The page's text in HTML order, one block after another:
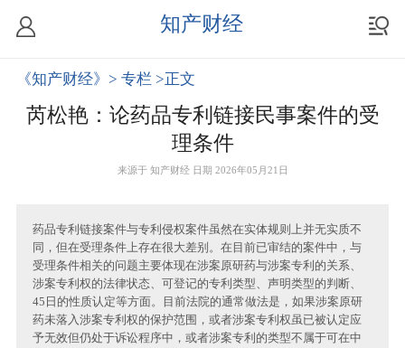
知产财经
《知产财经》 > 专栏 >正文
芮松艳：论药品专利链接民事案件的受
理条件
来源于 知产财经 日期 2026年05月21日
药品专利链接案件与专利侵权案件虽然在实体规则上并无实质不
同，但在受理条件上存在很大差别。在目前已审结的案件中，与
受理条件相关的问题主要体现在涉案原研药与涉案专利的关系、
涉案专利权的法律状态、可登记的专利类型、声明类型的判断、
45日的性质认定等方面。目前法院的通常做法是，如果涉案原研
药未落入涉案专利权的保护范围，或者涉案专利权虽已被认定应
予无效但仍处于诉讼程序中，或者涉案专利的类型不属于可在中